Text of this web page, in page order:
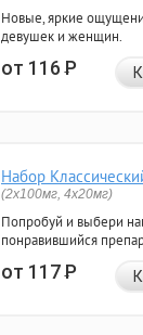
Новые, яркие
девушек и женщин.
от 116Р
Набор
(2x100мг, 4x20мг)
Попробуй и выбери
понравившийся
от 117Р